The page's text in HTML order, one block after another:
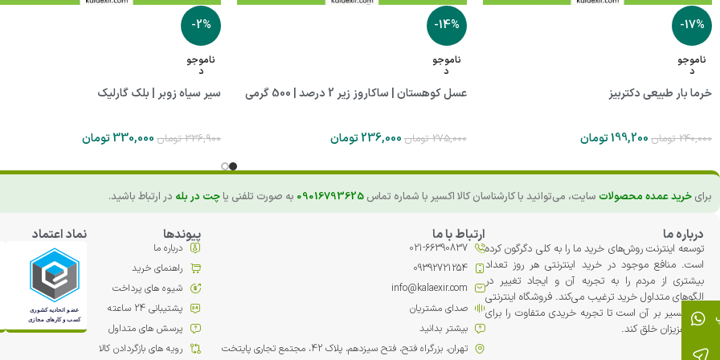
-17%
ناموجو
د
خرما بار طبیعی دکتربیز
240,000 تومان 199,200تومان
-14%
ناموجو
د
عسل کوهستان | ساکاروز زیر 2 درصد | 500 گرمی
275,000 تومان236,000تومان
-2%
ناموجو
د
سیر سیاه زوبر | بلک گارلیک
336,900 تومان 330,000تومان
برای خرید عمده محصولات سایت، می‌توانید با کارشناسان کالا اکسیر با شماره تماس 09016793625 به صورت تلفنی یاچت در بله در ارتباط باشید.
درباره ما
توسعه اینترنت روش‌های خرید ما را به کلی دگرگون کرده
است. منافع موجود در خرید اینترنتی هر روز تعداد
بیشتری از مردم را به تجربه آن و ایجاد تغییر در
الگوهای متداول خرید ترغیب می‏‌کند. فروشگاه اینترنتی
کالا اکسیر بر آن است تا تجربه خریدی متفاوت را برای
شما عزیزان خلق کند.
ارتباط با ما
021-66390837
09392721254
info@kalaexir.com
صدای مشتریان
بیشتر بدانید
تهران، بزرگراه فتح، فتح سیزدهم، پلاک 42، مجتمع تجاري پایتخت
پیوندها
درباره ما
راهنمای خرید
شیوه های پرداخت
پشتیبانی 24 ساعته
پرسش های متداول
رویه های بازگردادن کالا
نماد اعتماد